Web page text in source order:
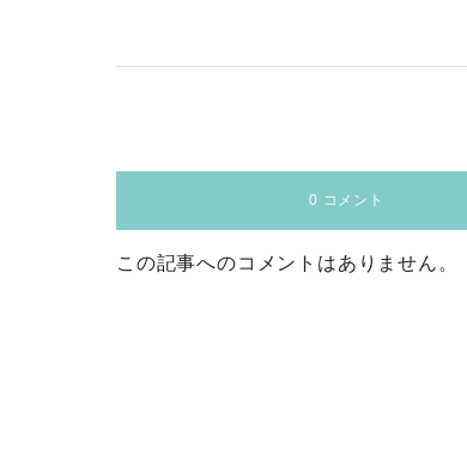
0 コメント
この記事へのコメントはありません。